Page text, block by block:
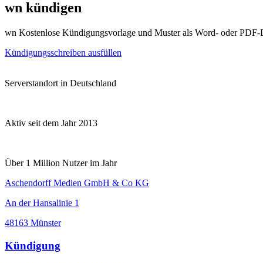
wn kündigen
wn Kostenlose Kündigungsvorlage und Muster als Word- oder PDF-
Kündigungsschreiben ausfüllen
Serverstandort in Deutschland
Aktiv seit dem Jahr 2013
Über 1 Million Nutzer im Jahr
Aschendorff Medien GmbH & Co KG
An der Hansalinie 1
48163 Münster
Kündigung